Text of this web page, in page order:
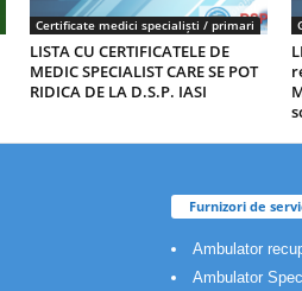
Certificate medici specialiști / primari
LISTA CU CERTIFICATELE DE
MEDIC SPECIALIST CARE SE POT
RIDICA DE LA D.S.P. IASI
Furnizori de
Ambulator
Ambulator